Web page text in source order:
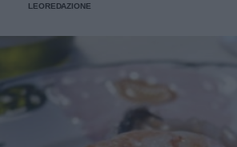
LEOREDAZIONE